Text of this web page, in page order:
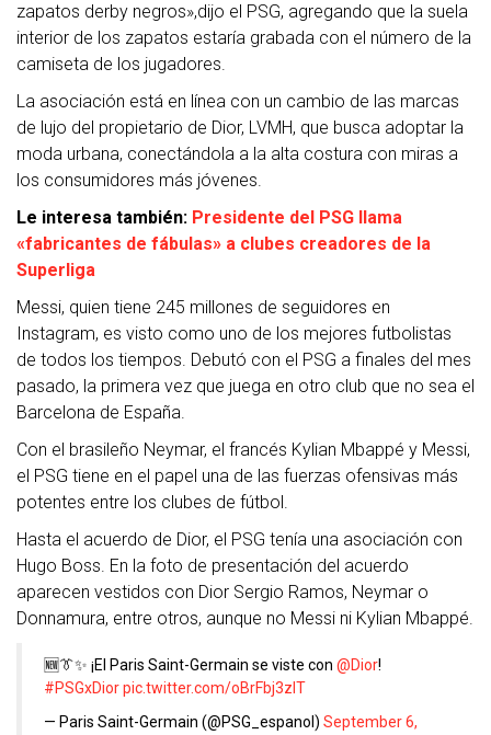
zapatos derby negros»,dijo el PSG, agregando que la suela
interior de los zapatos estaría grabada con el número de la
camiseta de los jugadores.
La asociación está en línea con un cambio de las marcas
de lujo del propietario de Dior, LVMH, que busca adoptar la
moda urbana, conectándola a la alta costura con miras a
los consumidores más jóvenes.
Le interesa también: Presidente del PSG llama
«fabricantes de fábulas» a clubes creadores de la
Superliga
Messi, quien tiene 245 millones de seguidores en
Instagram, es visto como uno de los mejores futbolistas
de todos los tiempos. Debutó con el PSG a finales del mes
pasado, la primera vez que juega en otro club que no sea el
Barcelona de España.
Con el brasileño Neymar, el francés Kylian Mbappé y Messi,
el PSG tiene en el papel una de las fuerzas ofensivas más
potentes entre los clubes de fútbol.
Hasta el acuerdo de Dior, el PSG tenía una asociación con
Hugo Boss. En la foto de presentación del acuerdo
aparecen vestidos con Dior Sergio Ramos, Neymar o
Donnamura, entre otros, aunque no Messi ni Kylian Mbappé.
🆕👔✨ ¡El Paris Saint-Germain se viste con @Dior!
#PSGxDiorpic.twitter.com/oBrFbj3zIT
— Paris Saint-Germain (@PSG_espanol) September 6,